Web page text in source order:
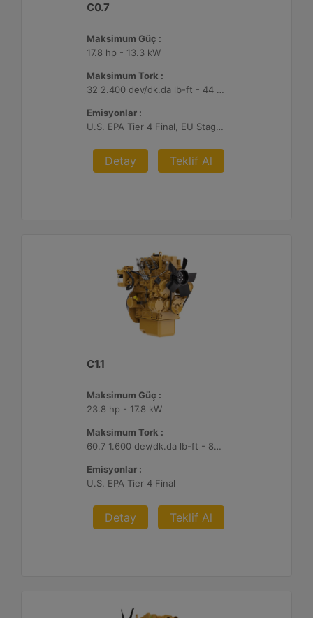
C0.7
Maksimum Güç :
17.8 hp - 13.3 kW
Maksimum Tork :
32 2.400 dev/dk.da lb-ft - 44 2.400 dev/dk.da Nm
Emisyonlar :
U.S. EPA Tier 4 Final, EU Stage V
Detay Teklif Al
C1.1
Maksimum Güç :
23.8 hp - 17.8 kW
Maksimum Tork :
60.7 1.600 dev/dk.da lb-ft - 82.3 1.600 dev/dk.da Nm
Emisyonlar :
U.S. EPA Tier 4 Final
Detay Teklif Al